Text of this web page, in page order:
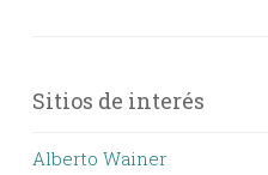
Sitios de interés
Alberto Wainer